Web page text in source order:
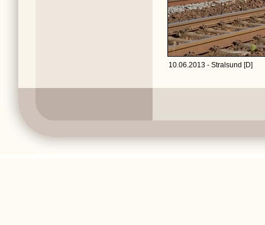
10.06.2013 - Stralsund [D]